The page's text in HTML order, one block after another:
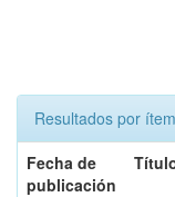
Resultados por
Fecha de
publicación